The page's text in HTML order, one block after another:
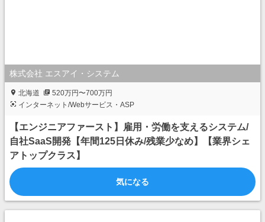
株式会社 エスアイ・システム
北海道
520万円〜700万円
インターネット/Webサービス・ASP
【エンジニアファースト】雇用・労働を支えるシステム/
自社SaaS開発【年間125日休み/残業少なめ】【業界シェ
アトップクラス】
気になる